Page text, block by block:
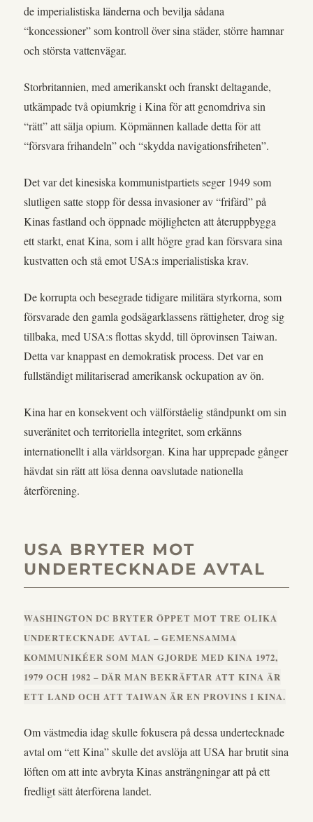
de imperialistiska länderna och bevilja sådana
“koncessioner” som kontroll över sina städer, större hamnar
och största vattenvägar.
Storbritannien, med amerikanskt och franskt deltagande,
utkämpade två opiumkrig i Kina för att genomdriva sin
“rätt” att sälja opium. Köpmännen kallade detta för att
“försvara frihandeln” och “skydda navigationsfriheten”.
Det var det kinesiska kommunistpartiets seger 1949 som
slutligen satte stopp för dessa invasioner av “frifärd” på
Kinas fastland och öppnade möjligheten att återuppbygga
ett starkt, enat Kina, som i allt högre grad kan försvara sina
kustvatten och stå emot USA:s imperialistiska krav.
De korrupta och besegrade tidigare militära styrkorna, som
försvarade den gamla godsägarklassens rättigheter, drog sig
tillbaka, med USA:s flottas skydd, till öprovinsen Taiwan.
Detta var knappast en demokratisk process. Det var en
fullständigt militariserad amerikansk ockupation av ön.
Kina har en konsekvent och välförståelig ståndpunkt om sin
suveränitet och territoriella integritet, som erkänns
internationellt i alla världsorgan. Kina har upprepade gånger
hävdat sin rätt att lösa denna oavslutade nationella
återförening.
USA BRYTER MOT
UNDERTECKNADE AVTAL
WASHINGTON DC BRYTER ÖPPET MOT TRE OLIKA
UNDERTECKNADE AVTAL – GEMENSAMMA
KOMMUNIKÉER SOM MAN GJORDE MED KINA 1972,
1979 OCH 1982 – DÄR MAN BEKRÄFTAR ATT KINA ÄR
ETT LAND OCH ATT TAIWAN ÄR EN PROVINS I KINA.
Om västmedia idag skulle fokusera på dessa undertecknade
avtal om “ett Kina” skulle det avslöja att USA har brutit sina
löften om att inte avbryta Kinas ansträngningar att på ett
fredligt sätt återförena landet.